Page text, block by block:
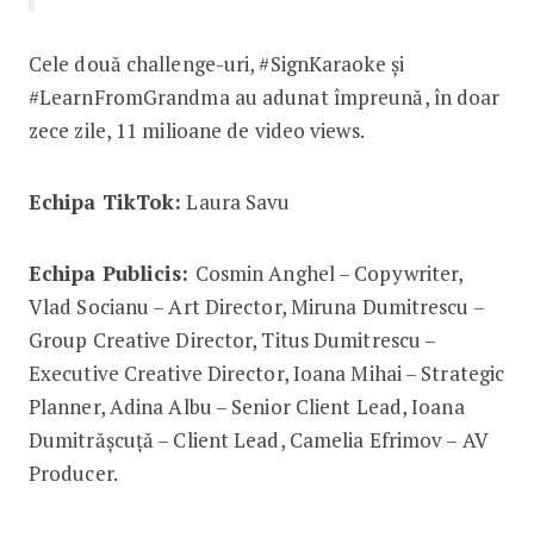
Cele două challenge-uri, #SignKaraoke și
#LearnFromGrandma au adunat împreună, în doar
zece zile, 11 milioane de video views.
Echipa TikTok: Laura Savu
Echipa Publicis: Cosmin Anghel – Copywriter,
Vlad Socianu – Art Director, Miruna Dumitrescu –
Group Creative Director, Titus Dumitrescu –
Executive Creative Director, Ioana Mihai – Strategic
Planner, Adina Albu – Senior Client Lead, Ioana
Dumitrășcuță – Client Lead, Camelia Efrimov – AV
Producer.